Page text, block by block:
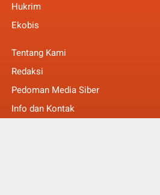
Hukrim
Ekobis
Tentang Kami
Redaksi
Pedoman Media Siber
Info dan Kontak